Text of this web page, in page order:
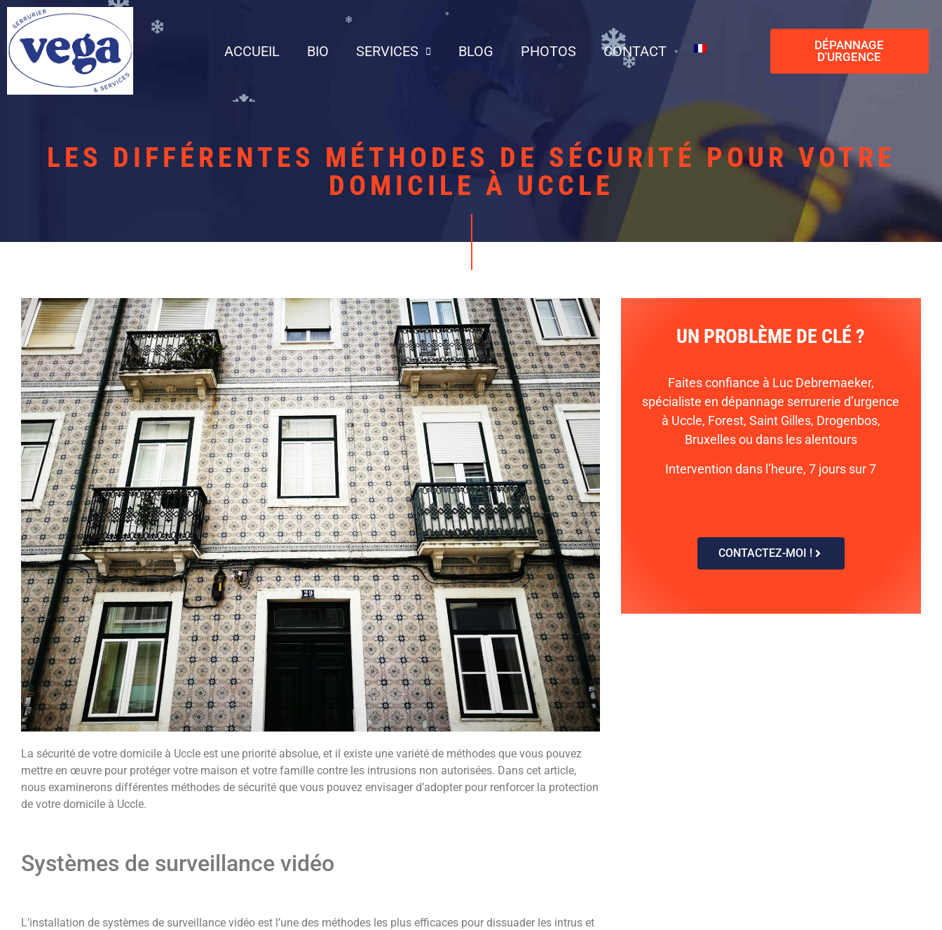
ACCUEIL BIO SERVICES BLOG PHOTOS CONTACT
DÉPANNAGE
D'URGENCE
LES DIFFÉRENTES MÉTHODES DE SÉCURITÉ POUR VOTRE
DOMICILE À UCCLE
La sécurité de votre domicile à Uccle est une priorité absolue, et il existe une variété de méthodes que vous pouvez
mettre en œuvre pour protéger votre maison et votre famille contre les intrusions non autorisées. Dans cet article,
nous examinerons différentes méthodes de sécurité que vous pouvez envisager d’adopter pour renforcer la protection
de votre domicile à Uccle.
Systèmes de surveillance vidéo
L’installation de systèmes de surveillance vidéo est l’une des méthodes les plus efficaces pour dissuader les intrus et
UN PROBLÈME DE CLÉ ?
Faites confiance à Luc Debremaeker,
spécialiste en dépannage serrurerie d’urgence
à Uccle, Forest, Saint Gilles, Drogenbos,
Bruxelles ou dans les alentours
Intervention dans l’heure, 7 jours sur 7
CONTACTEZ-MOI !